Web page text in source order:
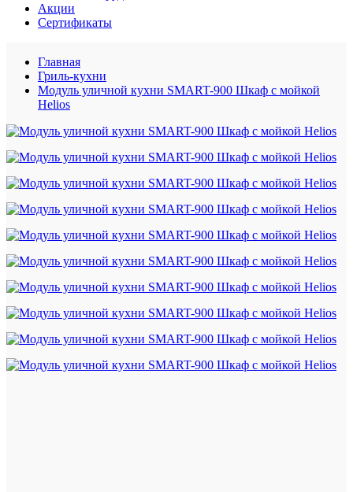
Акции
Сертификаты
Главная
Гриль-кухни
Модуль уличной кухни SMART-900 Шкаф с мойкой
Helios